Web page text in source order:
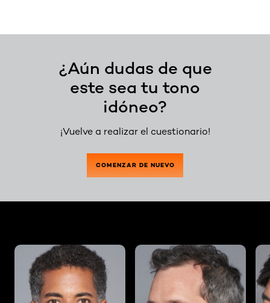
¿Aún dudas de que
este sea tu tono
idóneo?
¡Vuelve a realizar el cuestionario!
COMENZAR DE NUEVO